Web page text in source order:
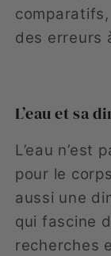
des erreurs
L’eau et sa
L’eau n’est
pour le
aussi une
qui fascine
recherches